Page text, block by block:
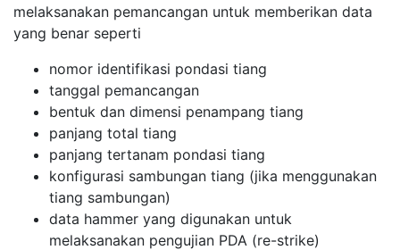
melaksanakan pemancangan untuk memberikan data
yang benar seperti
nomor identifikasi pondasi tiang
tanggal pemancangan
bentuk dan dimensi penampang tiang
panjang total tiang
panjang tertanam pondasi tiang
konfigurasi sambungan tiang (jika menggunakan
tiang sambungan)
data hammer yang digunakan untuk
melaksanakan pengujian PDA (re-strike)